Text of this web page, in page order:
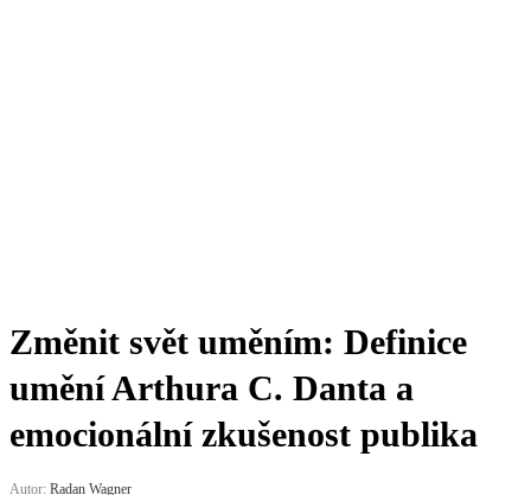
Změnit svět uměním: Definice
umění Arthura C. Danta a
emocionální zkušenost publika
Autor: Radan Wagner